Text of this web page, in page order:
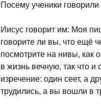
Посему ученики
Иисус говорит им: Моя
говорите ли вы, что ещё
посмотрите на нивы, как
в жизнь вечную, так что
изречение: один сеет, а
трудились, а вы вошли в